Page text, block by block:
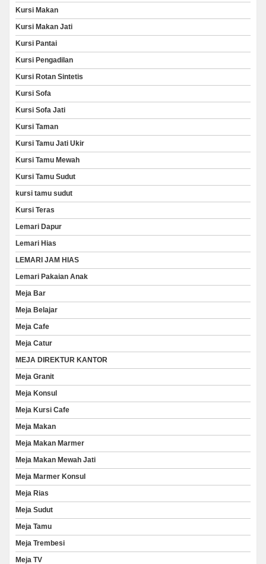
Kursi Makan
Kursi Makan Jati
Kursi Pantai
Kursi Pengadilan
Kursi Rotan Sintetis
Kursi Sofa
Kursi Sofa Jati
Kursi Taman
Kursi Tamu Jati Ukir
Kursi Tamu Mewah
Kursi Tamu Sudut
kursi tamu sudut
Kursi Teras
Lemari Dapur
Lemari Hias
LEMARI JAM HIAS
Lemari Pakaian Anak
Meja Bar
Meja Belajar
Meja Cafe
Meja Catur
MEJA DIREKTUR KANTOR
Meja Granit
Meja Konsul
Meja Kursi Cafe
Meja Makan
Meja Makan Marmer
Meja Makan Mewah Jati
Meja Marmer Konsul
Meja Rias
Meja Sudut
Meja Tamu
Meja Trembesi
Meja TV